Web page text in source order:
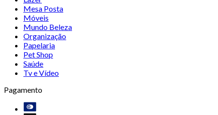
Mesa Posta
Móveis
Mundo Beleza
Organização
Papelaria
Pet Shop
Saúde
Tv e Vídeo
Pagamento